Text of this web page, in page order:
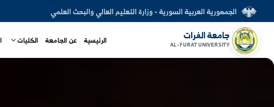
السورية - وزارة التعليم العالي والبحث العلمي
AL-FURAT عن الجامعة الكليات المديريات